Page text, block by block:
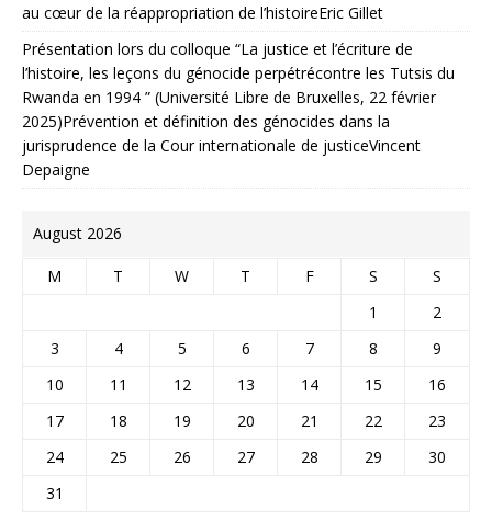
au cœur de la réappropriation de l’histoireEric Gillet
Présentation lors du colloque “La justice et l’écriture de
l’histoire, les leçons du génocide perpétrécontre les Tutsis du
Rwanda en 1994 ” (Université Libre de Bruxelles, 22 février
2025)Prévention et définition des génocides dans la
jurisprudence de la Cour internationale de justiceVincent
Depaigne
August 2026
M T W T F S
S
1
2
3
4 5 6 7 8
9
10
11 12 13 14 15
16
17
18 19 20 21 22
23
24
25 26 27 28 29
30
31